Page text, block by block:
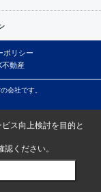
ポリシー
動産
会社です。
ス向上検討を目的と
認ください。